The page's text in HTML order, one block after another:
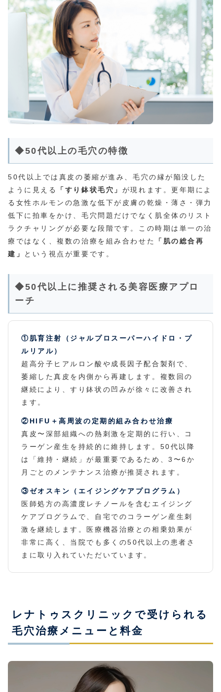
◆50代以上の毛穴の特徴
50代以上では真皮の萎縮が進み、毛穴の縁が陥没した
ように見える
「すり鉢状毛穴」 が現れます。更年期によ
る女性ホルモンの急激な低下が皮膚の乾燥・薄さ・弾力
低下に拍車をかけ、毛穴問題だけでなく肌全体のリスト
ラクチャリングが必要な段階です。この時期は単一の治
療ではなく、複数の治療を組み合わせた
「肌の総合再
建」
という視点が重要です。
◆50代以上に推奨される美容医療アプロ
ーチ
①肌育注射（ジャルプロスーパーハイドロ・プ
ルリアル）
超高分子ヒアルロン酸や成長因子配合製剤で、
萎縮した真皮を内側から再建します。複数回の
継続により、すり鉢状の凹みが徐々に改善され
ます。
②HIFU＋高周波の定期的組み合わせ治療
真皮〜深部組織への熱刺激を定期的に行い、コ
ラーゲン産生を持続的に維持します。50代以降
は「維持・継続」が最重要であるため、3〜6か
月ごとのメンテナンス治療が推奨されます。
③ゼオスキン（エイジングケアプログラム）
医師処方の高濃度レチノールを含むエイジング
ケアプログラムで、自宅でのコラーゲン産生刺
激を継続します。医療機器治療との相乗効果が
非常に高く、当院でも多くの50代以上の患者さ
まに取り入れていただいています。
レナトゥスクリニックで受けられる
毛穴治療メニューと料金